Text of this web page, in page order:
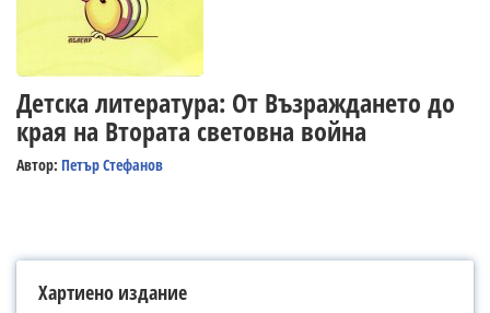
Детска литература: От Възраждането до
края на Втората световна война
Автор: Петър Стефанов
Хартиено издание